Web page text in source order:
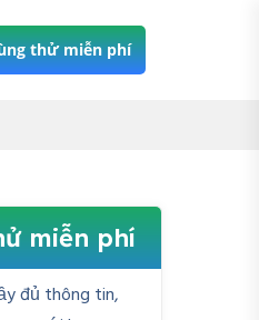
thử miễn phí
miễn phí
đủ thông tin,